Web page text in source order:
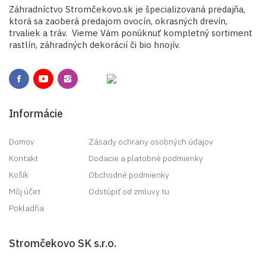
Záhradníctvo Stromčekovo.sk je špecializovaná predajňa,
ktorá sa zaoberá predajom ovocín, okrasných drevín,
trvaliek a tráv. Vieme Vám ponúknuť kompletný sortiment
rastlín, záhradných dekorácií či bio hnojív.
Informácie
Domov
Zásady ochrany osobných údajov
Kontakt
Dodacie a platobné podmienky
Košík
Obchodné podmienky
Môj účet
Odstúpiť od zmluvy tu
Pokladňa
Stromčekovo SK s.r.o.